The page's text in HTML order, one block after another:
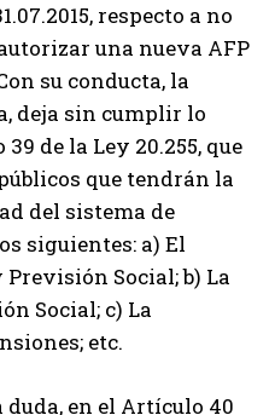
respecto a no
una nueva AFP
su conducta, la
deja sin cumplir lo
de la Ley 20.255, que
que tendrán la
del sistema de
siguientes: a) El
Social; b) La
Social; c) La
etc.
en el Artículo 40